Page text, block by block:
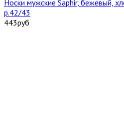
Носки мужские Saphir, бежевый,
р.42/43
443руб